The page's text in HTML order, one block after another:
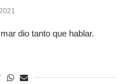
dio tanto que hablar.